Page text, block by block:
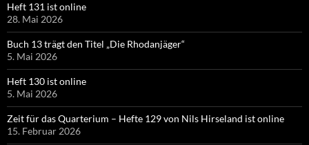
Heft 131 ist online
28. Mai 2026
Buch 13 trägt den Titel „Die Rhodanjäger“
5. Mai 2026
Heft 130 ist online
5. Mai 2026
Zeit für das Quarterium – Hefte 129 von Nils Hirseland ist online
15. Februar 2026